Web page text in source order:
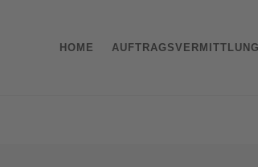
HOME AUFTRAGSVERMITTLUNG